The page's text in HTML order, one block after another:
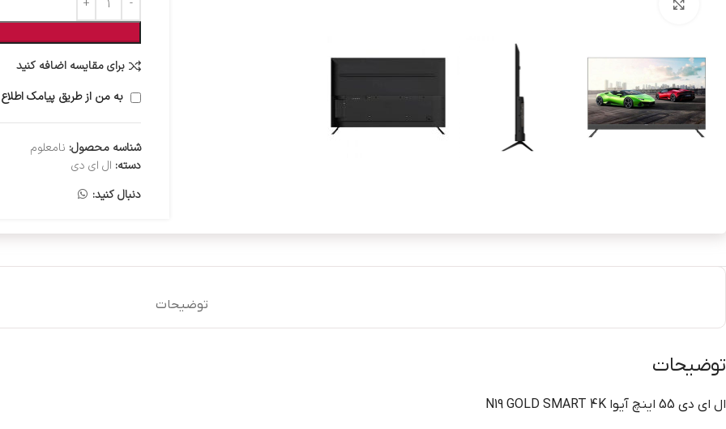
برای مقایسه اضافه کنید
به من از طریق پیامک
شناسه محصول: نامعلوم
دسته: ال ای دی
دنبال کنید:
توضیحات
توضیحات
ال اي دي 55 اينچ آيوا N19 GOLD SMART 4K